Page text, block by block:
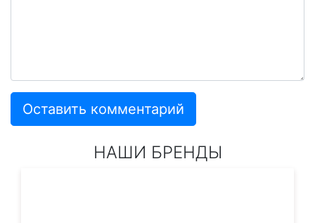
Оставить комментарий
НАШИ БРЕНДЫ